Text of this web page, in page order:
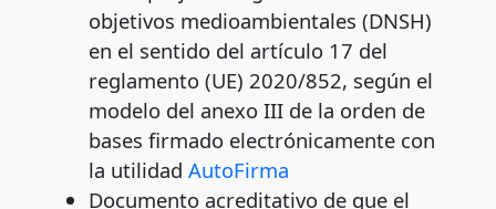
objetivos medioambientales (DNSH)
en el sentido del artículo 17 del
reglamento (UE) 2020/852, según el
modelo del anexo III de la orden de
bases firmado electrónicamente con
la utilidad AutoFirma
Documento acreditativo de que el